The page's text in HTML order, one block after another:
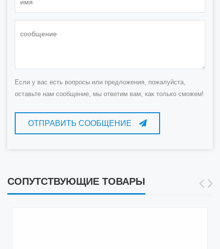
Если у вас есть вопросы или предложения, пожалуйста,
оставьте нам сообщение, мы ответим вам, как только сможем!
ОТПРАВИТЬ СООБЩЕНИЕ
СОПУТСТВУЮЩИЕ ТОВАРЫ